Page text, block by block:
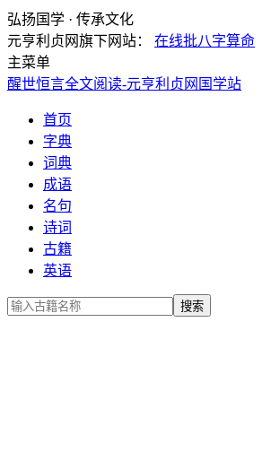
弘扬国学 · 传承文化
元亨利贞网旗下网站： 在线批八字算命
主菜单
醒世恒言全文阅读-元亨利贞网国学站
首页
字典
词典
成语
名句
诗词
古籍
英语